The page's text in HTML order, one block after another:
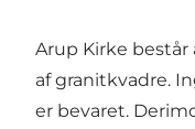
Arup Kirke
af granitkvadre.
er bevaret.